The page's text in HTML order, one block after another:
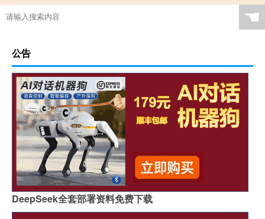
☚
公告
DeepSeek全套部署资料免费下载